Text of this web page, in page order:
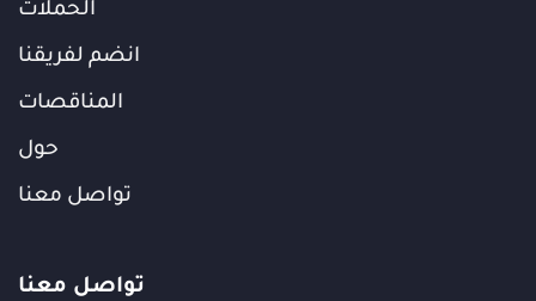
الحملات
انضم لفريقنا
المناقصات
حول
تواصل معنا
تواصل معنا